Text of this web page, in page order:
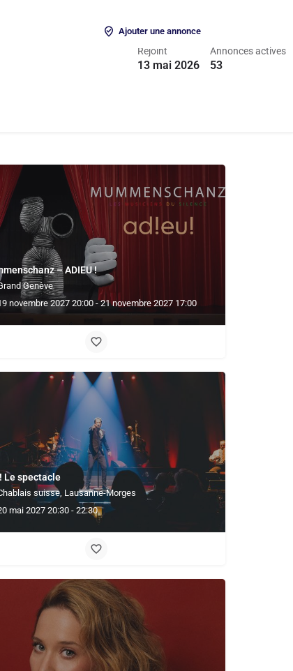
Ajouter une annonce
Rejoint
13 mai 2026
Annonces actives
53
– ADIEU !
Genève
novembre 2027 20:00 - 21 novembre 2027 17:00
Le spectacle
suisse, Lausanne-Morges
mai 2027 20:30 - 22:30